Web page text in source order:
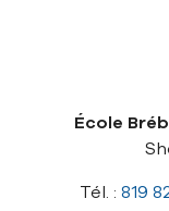
École
Tél. : 819